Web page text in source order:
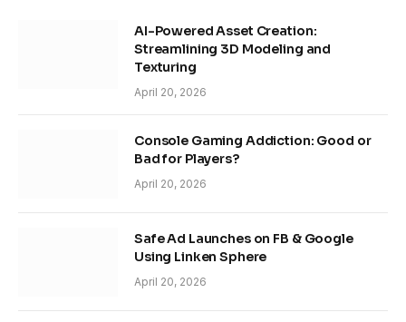
AI-Powered Asset Creation:
Streamlining 3D Modeling and
Texturing
April 20, 2026
Console Gaming Addiction: Good or
Bad for Players?
April 20, 2026
Safe Ad Launches on FB & Google
Using Linken Sphere
April 20, 2026